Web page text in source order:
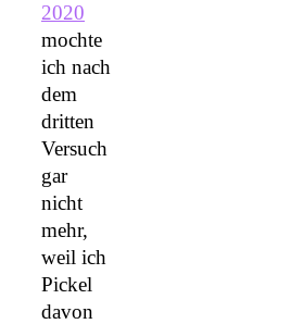
2020
mochte
ich nach
dem
dritten
Versuch
gar
nicht
mehr,
weil ich
Pickel
davon